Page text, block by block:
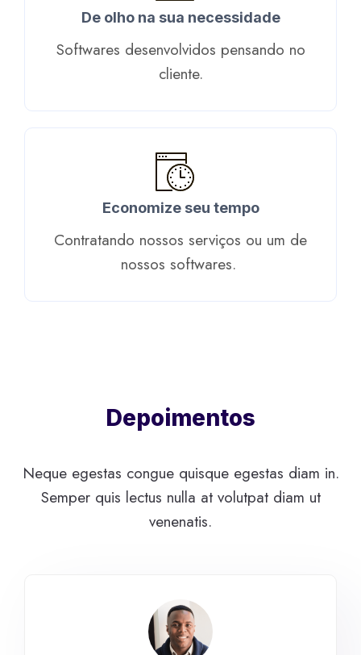
De olho na sua necessidade
Softwares desenvolvidos pensando no
cliente.
Economize seu tempo
Contratando nossos serviços ou um de
nossos softwares. ​
Depoimentos
Neque egestas congue quisque egestas diam in.
Semper quis lectus nulla at volutpat diam ut
venenatis.